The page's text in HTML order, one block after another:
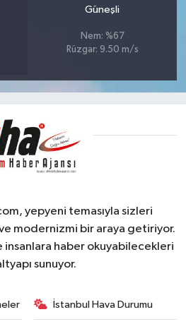
Güneşli
Nem: %67
Rüzgar: 9.50 m/s
yepyeni temasıyla sizleri
modernizmi bir araya getiriyor.
insanlara haber okuyabilecekleri
sunuyor.
İstanbul Hava Durumu